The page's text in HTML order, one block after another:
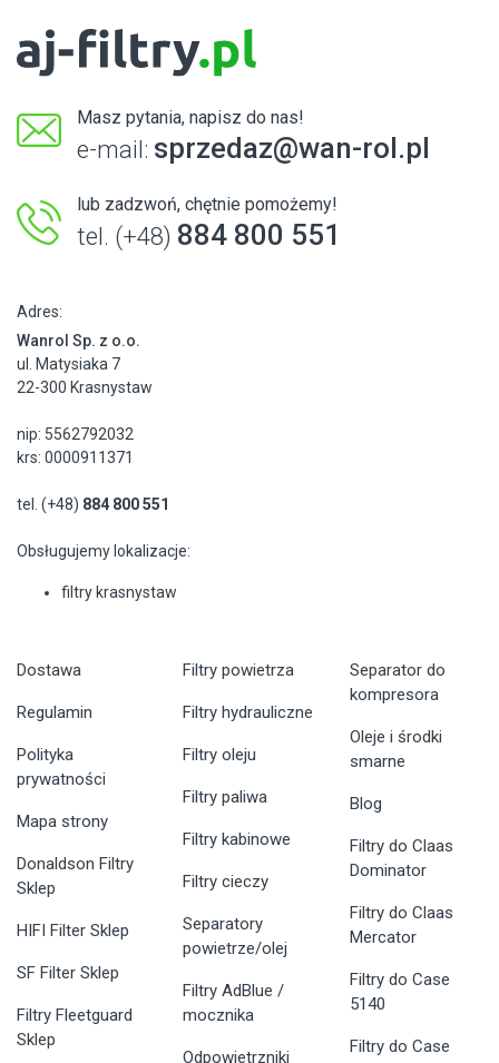
Masz pytania, napisz do nas!
e-mail: sprzedaz@wan-rol.pl
lub zadzwoń, chętnie pomożemy!
tel. (+48) 884 800 551
Adres:
Wanrol Sp. z o.o.
ul. Matysiaka 7
22-300 Krasnystaw
nip: 5562792032
krs: 0000911371
tel. (+48) 884 800 551
Obsługujemy lokalizacje:
filtry krasnystaw
Dostawa
Regulamin
Polityka
prywatności
Mapa strony
Donaldson Filtry
Sklep
HIFI Filter Sklep
SF Filter Sklep
Filtry Fleetguard
Sklep
Filtry powietrza
Filtry hydrauliczne
Filtry oleju
Filtry paliwa
Filtry kabinowe
Filtry cieczy
Separatory
powietrze/olej
Filtry AdBlue /
mocznika
Odpowietrzniki
Separator do
kompresora
Oleje i środki
smarne
Blog
Filtry do Claas
Dominator
Filtry do Claas
Mercator
Filtry do Case
5140
Filtry do Case